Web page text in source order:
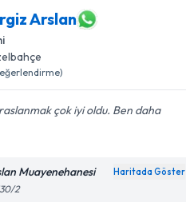
Arslan
çok iyi oldu. Ben daha
Muayenehanesi Haritada Göster
2